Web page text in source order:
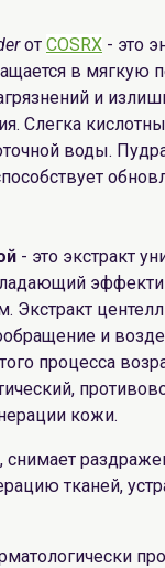
от COSRX - это
в мягкую
и
Слегка
воды.
- это экстракт
и
процесса
кожи.
снимает
тканей,